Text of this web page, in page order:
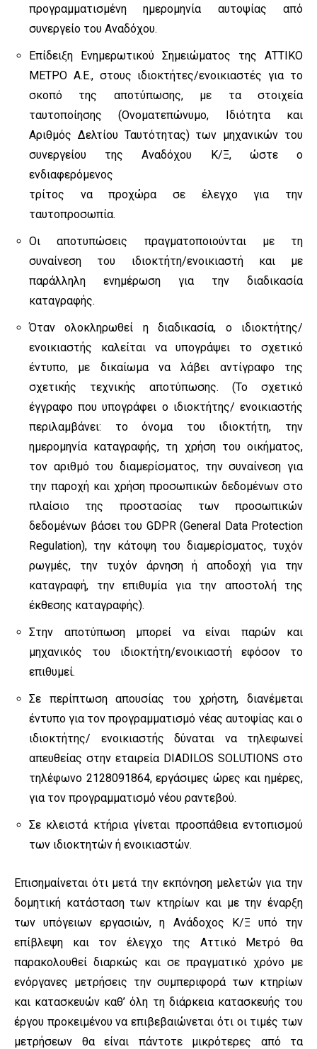
προγραμματισμένη ημερομηνία αυτοψίας από
συνεργείο του Αναδόχου.
Επίδειξη Ενημερωτικού Σημειώματος της ΑΤΤΙΚΟ
ΜΕΤΡΟ Α.Ε., στους ιδιοκτήτες/ενοικιαστές για το
σκοπό της αποτύπωσης, με τα στοιχεία
ταυτοποίησης (Ονοματεπώνυμο, Ιδιότητα και
Αριθμός Δελτίου Ταυτότητας) των μηχανικών του
συνεργείου της Αναδόχου Κ/Ξ, ώστε ο
ενδιαφερόμενος
τρίτος να προχώρα σε έλεγχο για την
ταυτοπροσωπία.
Οι αποτυπώσεις πραγματοποιούνται με τη
συναίνεση του ιδιοκτήτη/ενοικιαστή και με
παράλληλη ενημέρωση για την διαδικασία
καταγραφής.
Όταν ολοκληρωθεί η διαδικασία, ο ιδιοκτήτης/
ενοικιαστής καλείται να υπογράψει το σχετικό
έντυπο, με δικαίωμα να λάβει αντίγραφο της
σχετικής τεχνικής αποτύπωσης. (Το σχετικό
έγγραφο που υπογράφει ο ιδιοκτήτης/ ενοικιαστής
περιλαμβάνει: το όνομα του ιδιοκτήτη, την
ημερομηνία καταγραφής, τη χρήση του οικήματος,
τον αριθμό του διαμερίσματος, την συναίνεση για
την παροχή και χρήση προσωπικών δεδομένων στο
πλαίσιο της προστασίας των προσωπικών
δεδομένων βάσει του GDPR (General Data Protection
Regulation), την κάτοψη του διαμερίσματος, τυχόν
ρωγμές, την τυχόν άρνηση ή αποδοχή για την
καταγραφή, την επιθυμία για την αποστολή της
έκθεσης καταγραφής).
Στην αποτύπωση μπορεί να είναι παρών και
μηχανικός του ιδιοκτήτη/ενοικιαστή εφόσον το
επιθυμεί.
Σε περίπτωση απουσίας του χρήστη, διανέμεται
έντυπο για τον προγραμματισμό νέας αυτοψίας και ο
ιδιοκτήτης/ ενοικιαστής δύναται να τηλεφωνεί
απευθείας στην εταιρεία DIADILOS SOLUTIONS στο
τηλέφωνο 2128091864, εργάσιμες ώρες και ημέρες,
για τον προγραμματισμό νέου ραντεβού.
Σε κλειστά κτήρια γίνεται προσπάθεια εντοπισμού
των ιδιοκτητών ή ενοικιαστών.
Επισημαίνεται ότι μετά την εκπόνηση μελετών για την
δομητική κατάσταση των κτηρίων και με την έναρξη
των υπόγειων εργασιών, η Ανάδοχος Κ/Ξ υπό την
επίβλεψη και τον έλεγχο της Αττικό Μετρό θα
παρακολουθεί διαρκώς και σε πραγματικό χρόνο με
ενόργανες μετρήσεις την συμπεριφορά των κτηρίων
και κατασκευών καθ’ όλη τη διάρκεια κατασκευής του
έργου προκειμένου να επιβεβαιώνεται ότι οι τιμές των
μετρήσεων θα είναι πάντοτε μικρότερες από τα